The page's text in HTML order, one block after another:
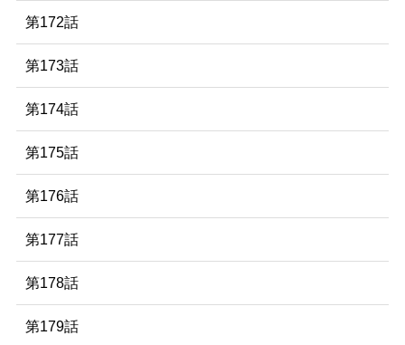
第172話
第173話
第174話
第175話
第176話
第177話
第178話
第179話